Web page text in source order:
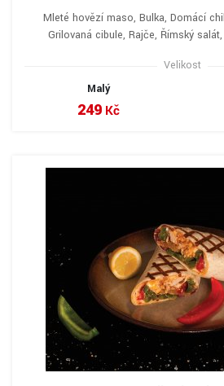
Mleté hovězí maso, Bulka, Domácí
Grilovaná cibule, Rajče, Římský
Velikost
Malý
249 Kč VYBRAT A